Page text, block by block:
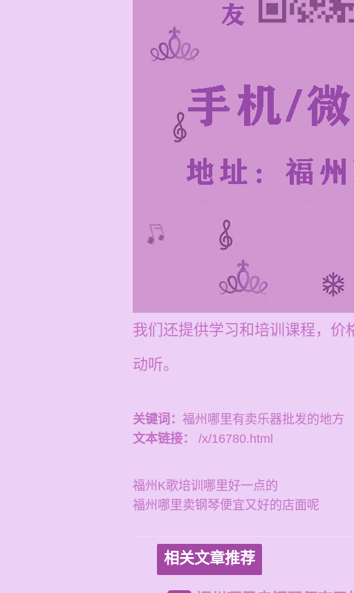
我们还提供学习和培训课程，价
动听。
关键词： 福州哪里有卖乐器批发的地方
文本链接：
/x/16780.html
福州K歌培训哪里好一点的
福州哪里卖钢琴便宜又好的店面呢
相关文章推荐